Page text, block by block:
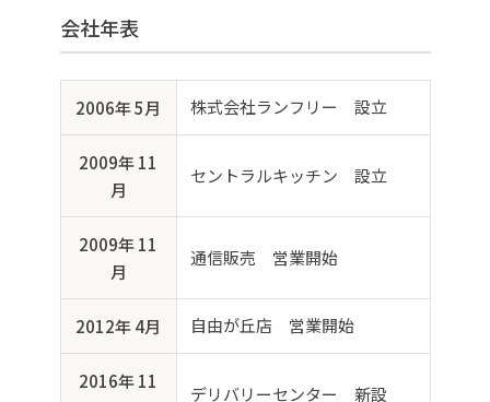
会社年表
2006年 5月 株式会社ランフリー 設立
2009年 11
月
セントラルキッチン 設立
2009年 11
月
通信販売 営業開始
2012年 4月 自由が丘店 営業開始
2016年 11
デリバリーセンター 新設